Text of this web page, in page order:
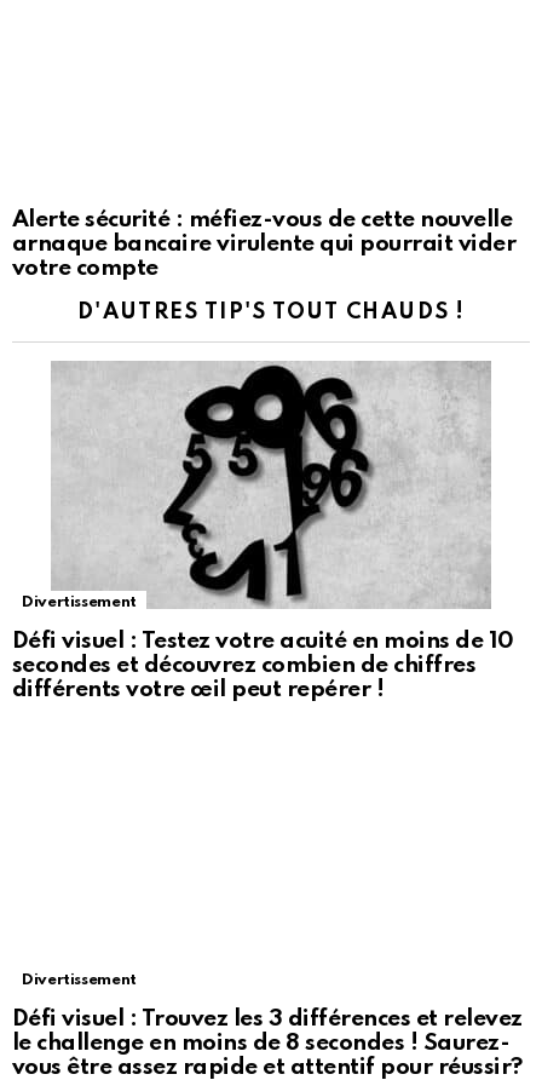
Alerte sécurité : méfiez-vous de cette nouvelle
arnaque bancaire virulente qui pourrait vider
votre compte
D'AUTRES TIP'S TOUT CHAUDS !
Divertissement
Défi visuel : Testez votre acuité en moins de 10
secondes et découvrez combien de chiffres
différents votre œil peut repérer !
Divertissement
Défi visuel : Trouvez les 3 différences et relevez
le challenge en moins de 8 secondes ! Saurez-
vous être assez rapide et attentif pour réussir?